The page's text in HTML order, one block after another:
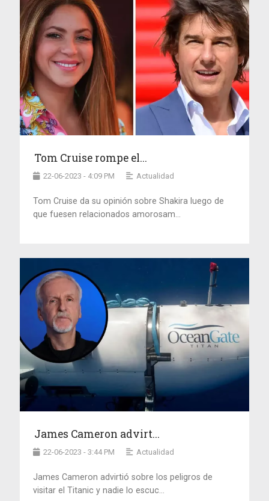
Tom Cruise rompe el...
22-06-2023 - 4:09 PM Actualidad
Tom Cruise da su opinión sobre Shakira luego de
que fuesen relacionados amorosam...
James Cameron advirt...
22-06-2023 - 3:44 PM Actualidad
James Cameron advirtió sobre los peligros de
visitar el Titanic y nadie lo escuc...